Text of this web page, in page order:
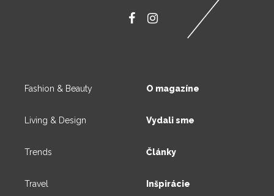
Fashion & Beauty
Living & Design
Trends
Travel
O magazíne
Vydali sme
Články
Inšpirácie